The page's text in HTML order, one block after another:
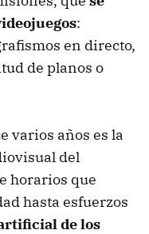
:
en directo,
de planos o
varios años es la
del
horarios que
hasta esfuerzos
de los